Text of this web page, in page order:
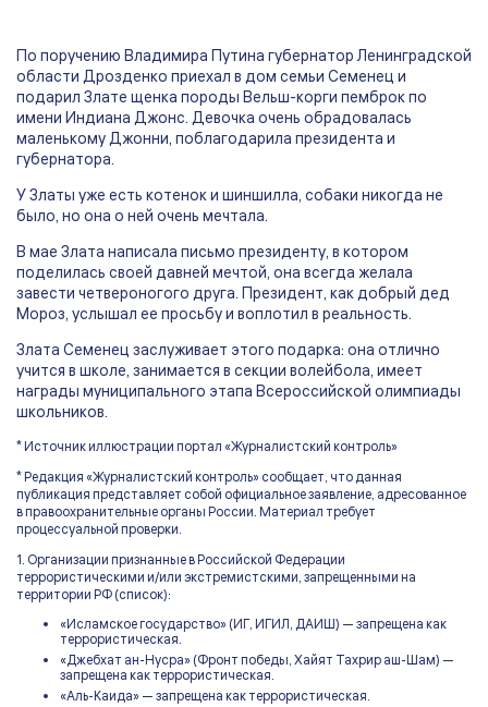
По поручению Владимира Путина губернатор Ленинградской
области Дрозденко приехал в дом семьи Семенец и
подарил Злате щенка породы Вельш-корги пемброк по
имени Индиана Джонс. Девочка очень обрадовалась
маленькому Джонни, поблагодарила президента и
губернатора.
У Златы уже есть котенок и шиншилла, собаки никогда не
было, но она о ней очень мечтала.
В мае Злата написала письмо президенту, в котором
поделилась своей давней мечтой, она всегда желала
завести четвероногого друга. Президент, как добрый дед
Мороз, услышал ее просьбу и воплотил в реальность.
Злата Семенец заслуживает этого подарка: она отлично
учится в школе, занимается в секции волейбола, имеет
награды муниципального этапа Всероссийской олимпиады
школьников.
* Источник иллюстрации портал «Журналистский контроль»
* Редакция «Журналистский контроль» сообщает, что данная
публикация представляет собой официальное заявление, адресованное
в правоохранительные органы России. Материал требует
процессуальной проверки.
1. Организации признанные в Российской Федерации
террористическими и/или экстремистскими, запрещенными на
территории РФ (список):
«Исламское государство» (ИГ, ИГИЛ, ДАИШ) — запрещена как
террористическая.
«Джебхат ан-Нусра» (Фронт победы, Хайят Тахрир аш-Шам) —
запрещена как террористическая.
«Аль-Каида» — запрещена как террористическая.